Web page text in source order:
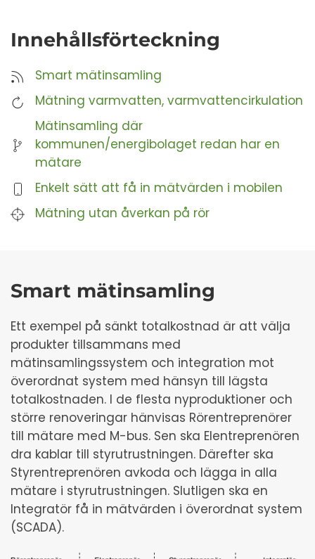
Innehållsförteckning
Smart mätinsamling
Mätning varmvatten, varmvattencirkulation
Mätinsamling där
kommunen/energibolaget redan har en
mätare
Enkelt sätt att få in mätvärden i mobilen
Mätning utan åverkan på rör
Smart mätinsamling
Ett exempel på sänkt totalkostnad är att välja
produkter tillsammans med
mätinsamlingssystem och integration mot
överordnat system med hänsyn till lägsta
totalkostnaden. I de flesta nyproduktioner och
större renoveringar hänvisas Rörentreprenörer
till mätare med M-bus. Sen ska Elentreprenören
dra kablar till styrutrustningen. Därefter ska
Styrentreprenören avkoda och lägga in alla
mätare i styrutrustningen. Slutligen ska en
Integratör få in mätvärden i överordnat system
(SCADA).